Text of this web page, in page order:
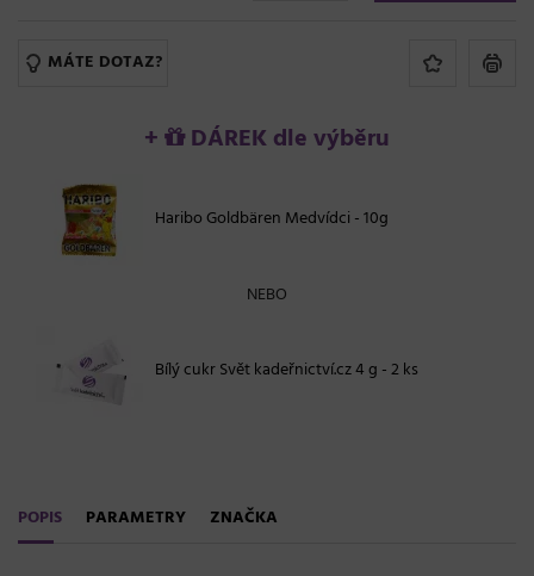
MÁTE DOTAZ?
+ DÁREK dle výběru
Haribo Goldbären Medvídci - 10g
NEBO
Bílý cukr Svět kadeřnictví.cz 4 g - 2 ks
POPIS PARAMETRY ZNAČKA